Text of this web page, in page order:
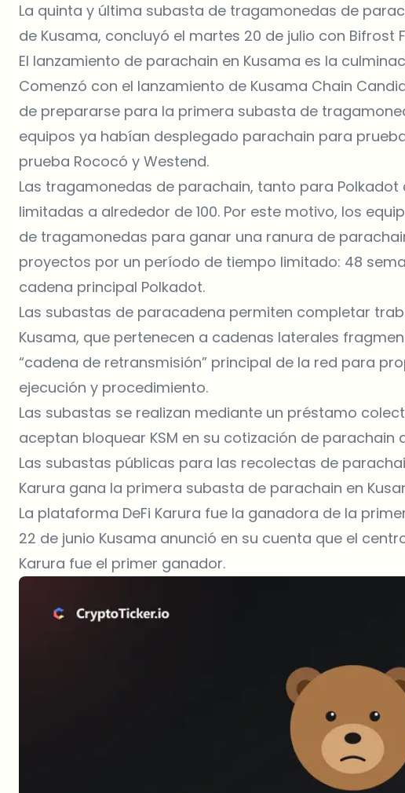
La quinta y última subasta de tragamonedas de
de Kusama, concluyó el martes 20 de julio con Bifrost
El lanzamiento de parachain en Kusama es la
Comenzó con el lanzamiento de Kusama Chain
de prepararse para la primera subasta de
equipos ya habían desplegado parachain para
prueba Rococó y Westend.
Las tragamonedas de parachain, tanto para
limitadas a alrededor de 100. Por este motivo, los
de tragamonedas para ganar una ranura de
proyectos por un período de tiempo limitado: 48
cadena principal Polkadot.
Las subastas de paracadena permiten completar
Kusama, que pertenecen a cadenas laterales
“cadena de retransmisión” principal de la red para
ejecución y procedimiento.
Las subastas se realizan mediante un préstamo
aceptan bloquear KSM en su cotización de
Las subastas públicas para las recolectas de
Karura gana la primera subasta de parachain en
La plataforma DeFi Karura fue la ganadora de la
22 de junio Kusama anunció en su cuenta que el
Karura fue el primer ganador.